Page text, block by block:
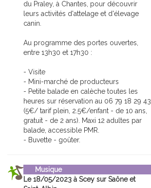
du Praley, à Chantes, pour découvrir
leurs activités d'attelage et d'élevage
canin.
Au programme des portes ouvertes,
entre 13h30 et 17h30 :
- Visite
- Mini-marché de producteurs
- Petite balade en calèche toutes les
heures sur réservation au 06 79 18 29 43
(5€/ tarif plein, 2.5€/enfant - de 10 ans,
gratuit - de 2 ans). Maxi 12 adultes par
balade, accessible PMR.
- Buvette - goûter.
Musique
Le 18/05/2023 à Scey sur Saône et